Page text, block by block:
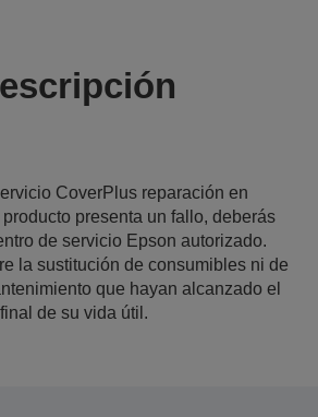
CoverPlus reparación en
producto presenta un fallo, deberás
de servicio Epson autorizado.
la sustitución de consumibles ni de
que hayan alcanzado el
final de su vida útil.